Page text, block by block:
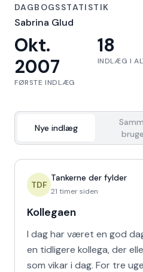
DAGBOGSSTATISTIK
Sabrina Glud
Okt.
2007
FØRSTE INDLÆG
18
INDLÆG I
Nye indlæg
TDF
Tankerne der fylder
21 timer siden
Kollegaen
I dag har været en god
en tidligere kollega, der
som vikar i dag. For tre uger siden arbejdede vi